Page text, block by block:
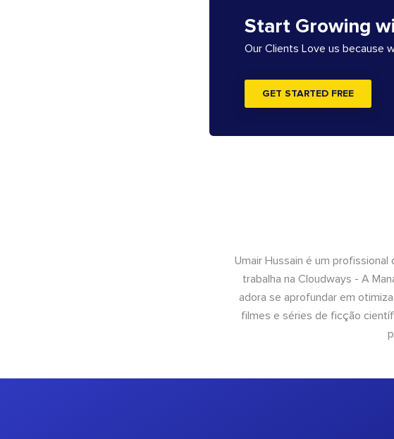
Start Growing
Our Clients Love us because
GET STARTED FREE
Umair Hussain é um
trabalha na Cloudways - A
adora se aprofundar em
filmes e séries de ficção